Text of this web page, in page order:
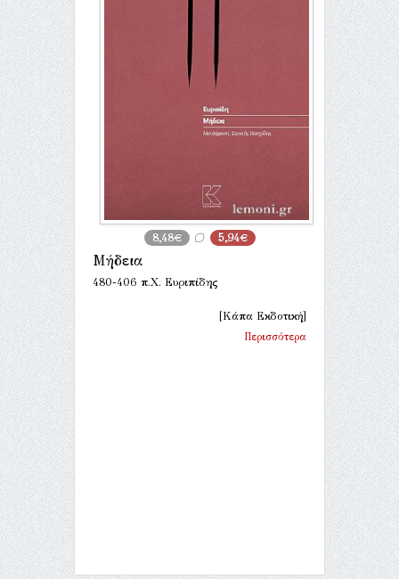
8,48€ 5,94€
Μήδεια
480-406 π.Χ. Ευριπίδης
[Κάπα Εκδοτική]
Περισσότερα